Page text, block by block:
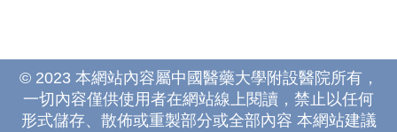
© 2023 本網站內容屬中國醫藥大學附設醫院所有，
一切內容僅供使用者在網站線上閱讀，禁止以任何
形式儲存、散佈或重製部分或全部內容 本網站建議